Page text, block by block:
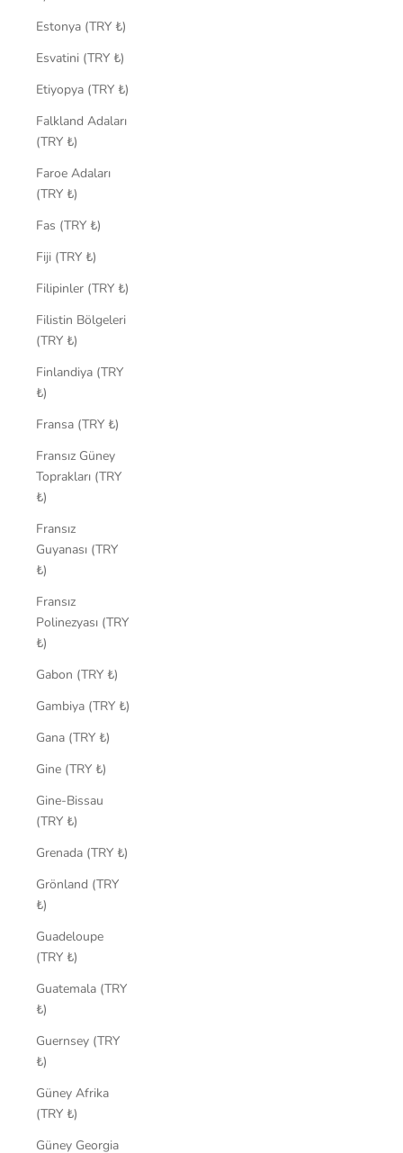
Estonya (TRY ₺)
Esvatini (TRY ₺)
Etiyopya (TRY ₺)
Falkland Adaları
(TRY ₺)
Faroe Adaları
(TRY ₺)
Fas (TRY ₺)
Fiji (TRY ₺)
Filipinler (TRY ₺)
Filistin Bölgeleri
(TRY ₺)
Finlandiya (TRY
₺)
Fransa (TRY ₺)
Fransız Güney
Toprakları (TRY
₺)
Fransız
Guyanası (TRY
₺)
Fransız
Polinezyası (TRY
₺)
Gabon (TRY ₺)
Gambiya (TRY ₺)
Gana (TRY ₺)
Gine (TRY ₺)
Gine-Bissau
(TRY ₺)
Grenada (TRY ₺)
Grönland (TRY
₺)
Guadeloupe
(TRY ₺)
Guatemala (TRY
₺)
Guernsey (TRY
₺)
Güney Afrika
(TRY ₺)
Güney Georgia